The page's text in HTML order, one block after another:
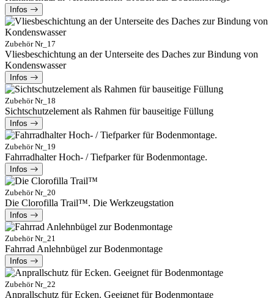
Infos
Zubehör Nr_17
Vliesbeschichtung an der Unterseite des Daches zur Bindung von
Kondenswasser
Infos
Zubehör Nr_18
Sichtschutzelement als Rahmen für bauseitige Füllung
Infos
Zubehör Nr_19
Fahrradhalter Hoch- / Tiefparker für Bodenmontage.
Infos
Zubehör Nr_20
Die Clorofilla Trail™. Die Werkzeugstation
Infos
Zubehör Nr_21
Fahrrad Anlehnbügel zur Bodenmontage
Infos
Zubehör Nr_22
Anprallschutz für Ecken. Geeignet für Bodenmontage